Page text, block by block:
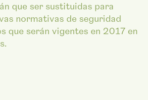
que ser sustituidas para
normativas de seguridad
que serán vigentes en 2017 en